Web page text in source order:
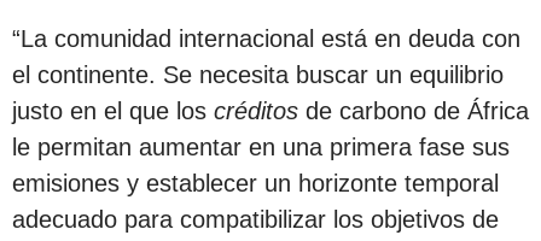
“La comunidad internacional está en deuda con
el continente. Se necesita buscar un equilibrio
justo en el que los créditos de carbono de África
le permitan aumentar en una primera fase sus
emisiones y establecer un horizonte temporal
adecuado para compatibilizar los objetivos de